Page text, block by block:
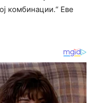
комбинации.“ Еве